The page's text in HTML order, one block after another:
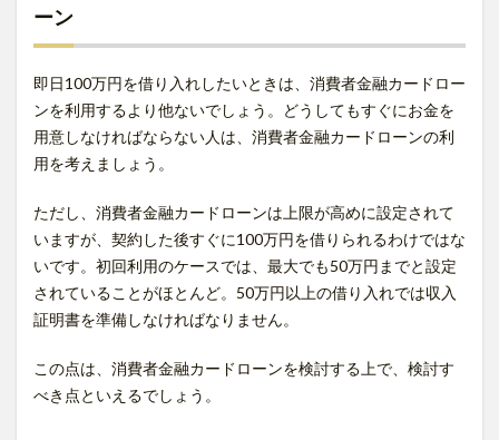
ーン
即日100万円を借り入れしたいときは、消費者金融カードロー
ンを利用するより他ないでしょう。どうしてもすぐにお金を
用意しなければならない人は、消費者金融カードローンの利
用を考えましょう。
ただし、消費者金融カードローンは上限が高めに設定されて
いますが、契約した後すぐに100万円を借りられるわけではな
いです。初回利用のケースでは、最大でも50万円までと設定
されていることがほとんど。50万円以上の借り入れでは収入
証明書を準備しなければなりません。
この点は、消費者金融カードローンを検討する上で、検討す
べき点といえるでしょう。